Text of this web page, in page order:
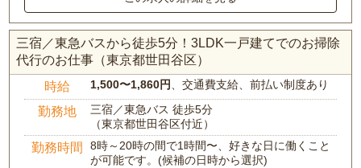
三宿／東急バスから徒歩5分！3LDK一戸建てでのお掃除
代行のお仕事（東京都世田谷区）
時給 1,500〜1,860円、交通費支給、前払い制度あり
勤務地
三宿／東急バス 徒歩5分
（東京都世田谷区付近）
勤務時間
8時～20時の間で1時間〜、好きな日に働くこと
が可能です。(候補の日時から選択)